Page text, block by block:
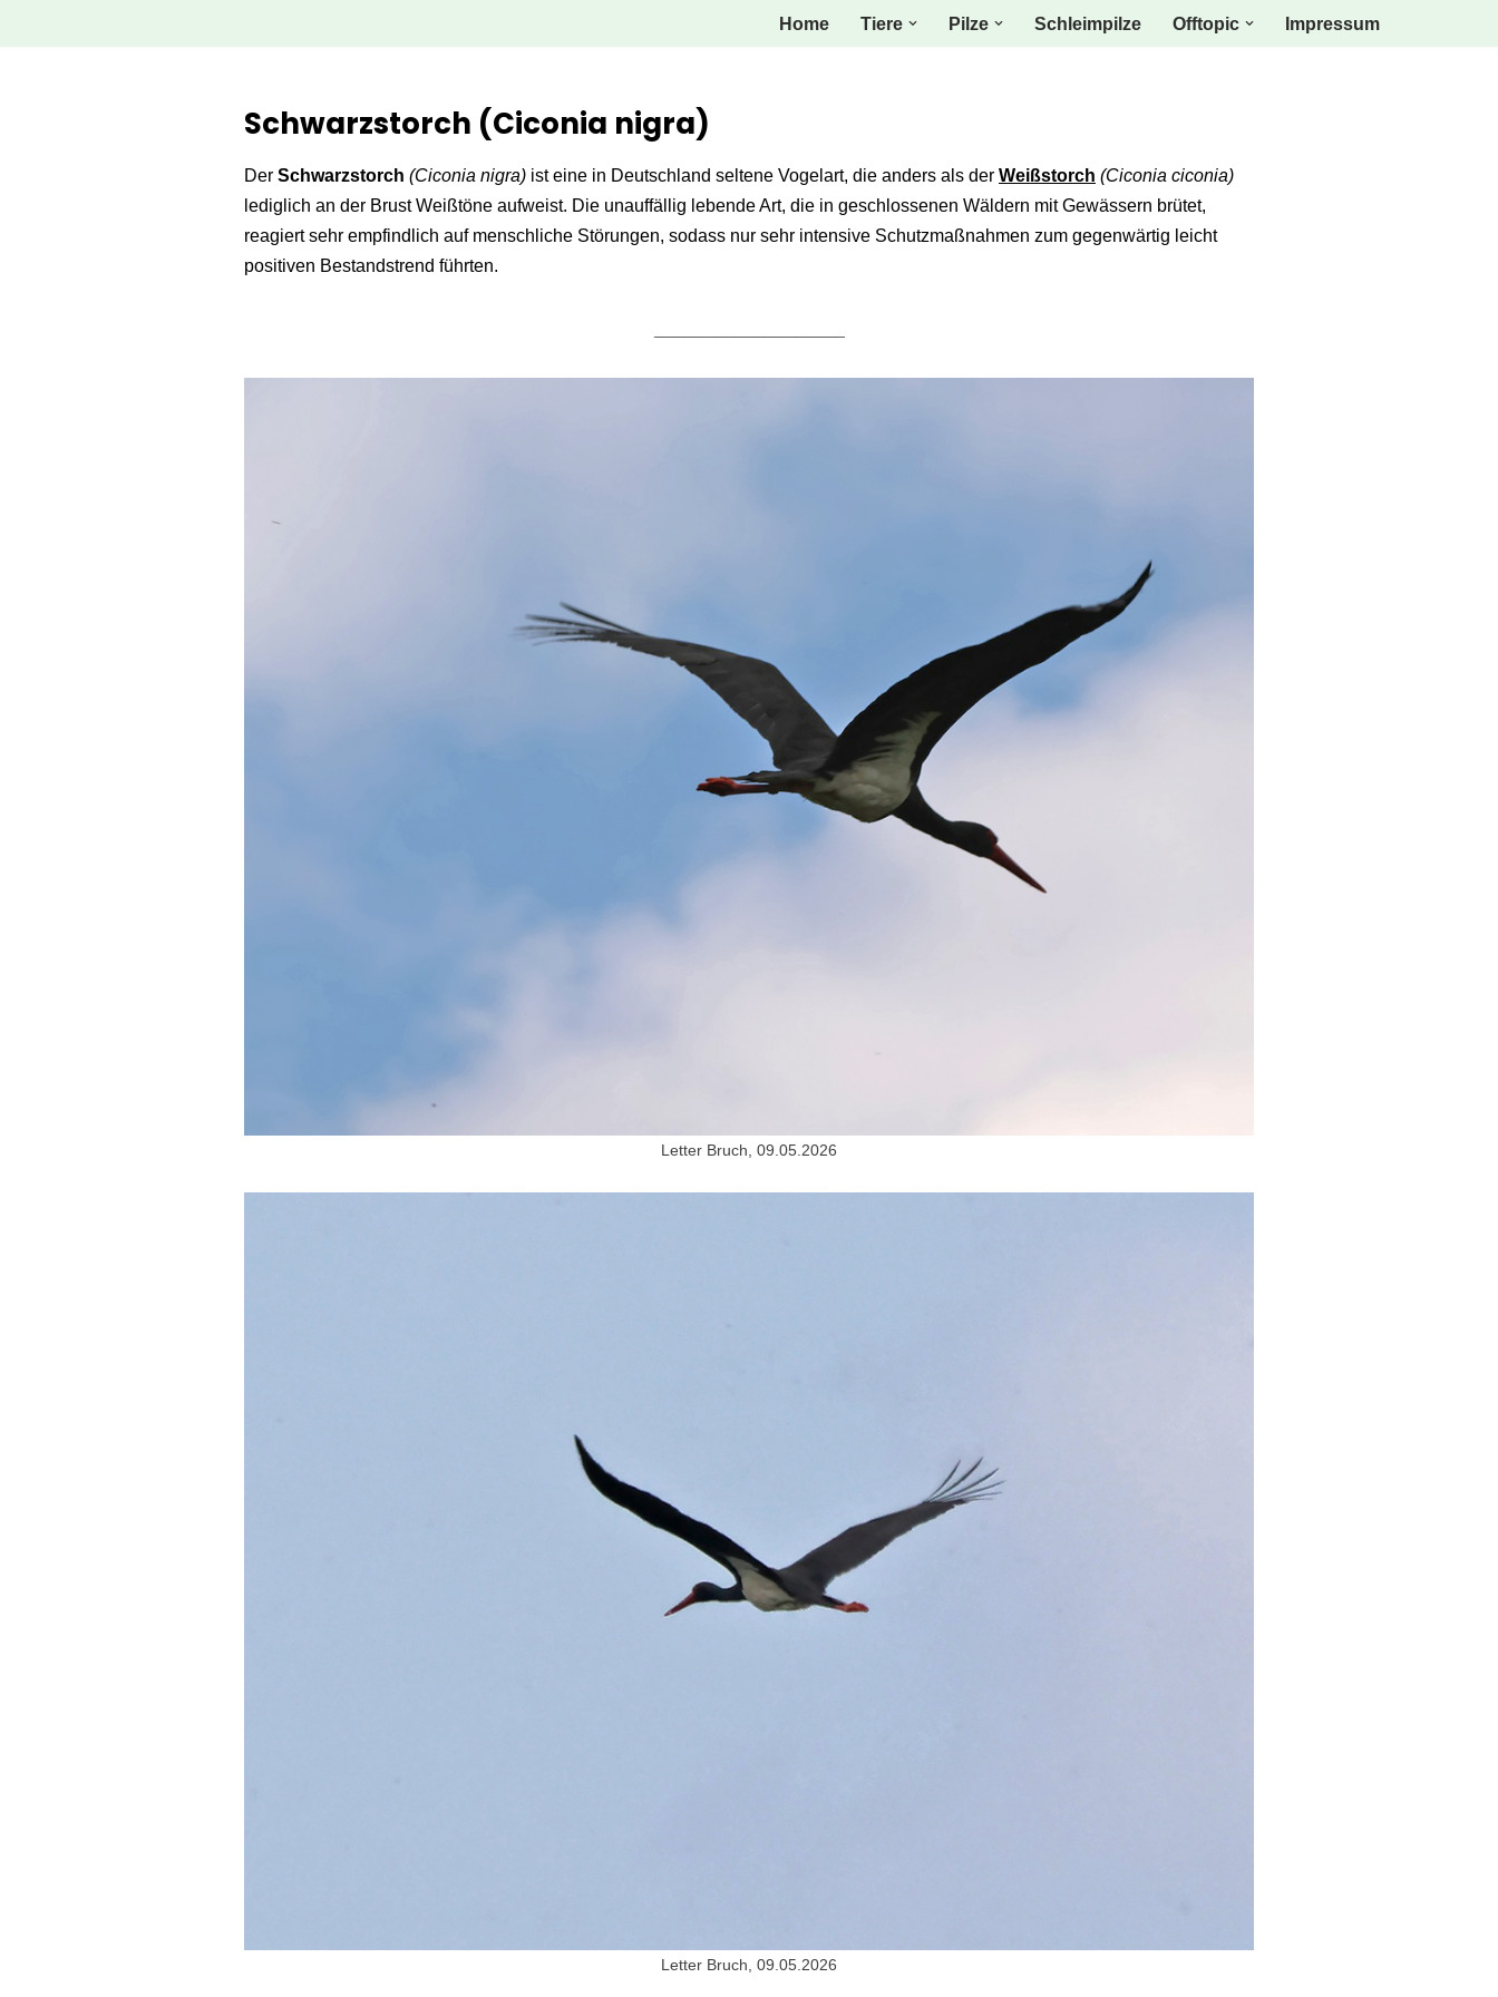
Home Tiere Pilze Schleimpilze Offtopic Impressum
Schwarzstorch (Ciconia nigra)
Der Schwarzstorch (Ciconia nigra) ist eine in Deutschland seltene Vogelart, die anders als der Weißstorch (Ciconia ciconia)
lediglich an der Brust Weißtöne aufweist. Die unauffällig lebende Art, die in geschlossenen Wäldern mit Gewässern brütet,
reagiert sehr empfindlich auf menschliche Störungen, sodass nur sehr intensive Schutzmaßnahmen zum gegenwärtig leicht
positiven Bestandstrend führten.
Letter Bruch, 09.05.2026
Letter Bruch, 09.05.2026